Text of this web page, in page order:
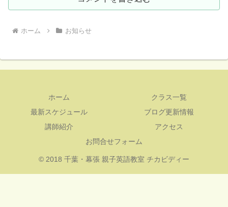
ホーム お知らせ
ホーム
クラス一覧
最新スケジュール
ブログ更新情報
講師紹介
アクセス
お問合せフォーム
© 2018 千葉・幕張 親子英語教室 チカビディー